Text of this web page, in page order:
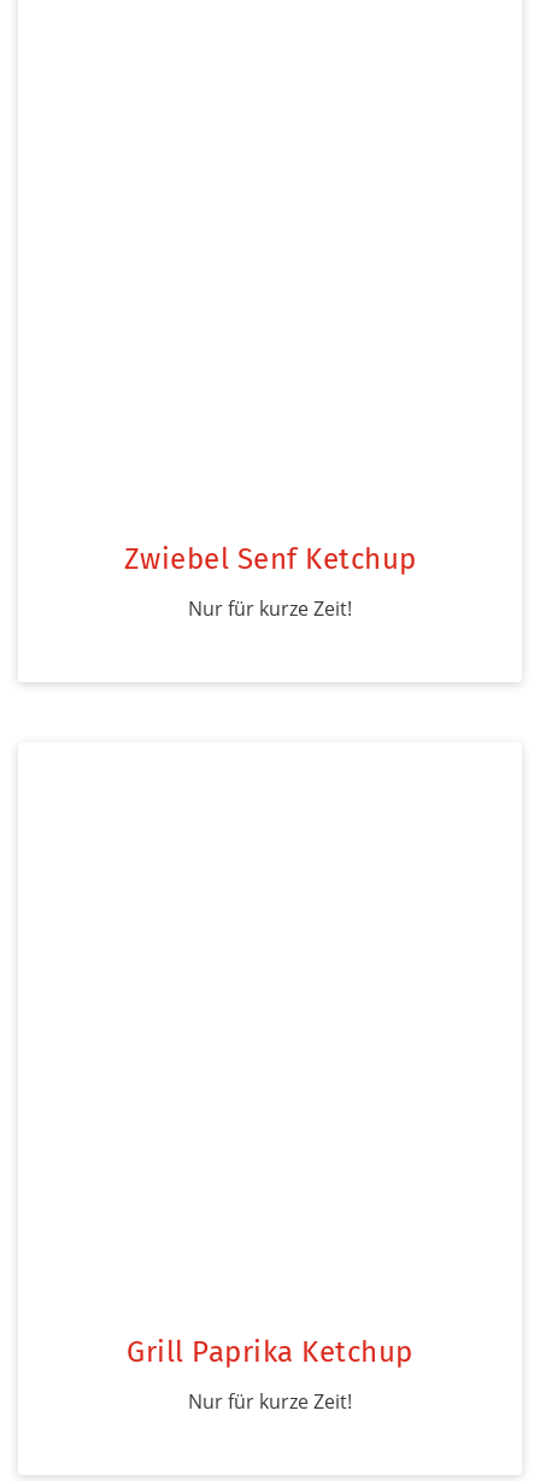
Zwiebel Senf Ketchup
Nur für kurze Zeit!
Grill Paprika Ketchup
Nur für kurze Zeit!